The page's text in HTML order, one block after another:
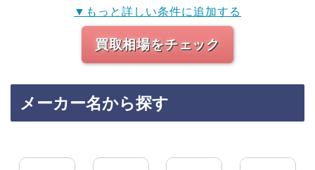
▼もっと詳しい条件に追加する
買取相場をチェック
メーカー名から探す